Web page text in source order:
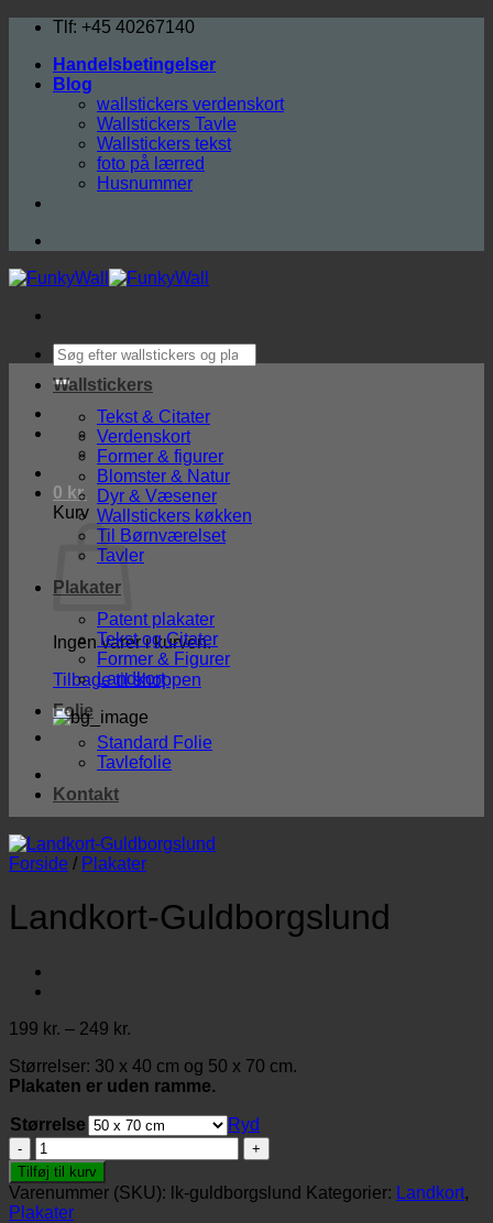
Fortsæt
indhold
Tlf: +45 40267140
Handelsbetingelser
Blog
wallstickers verdenskort
Wallstickers Tavle
Wallstickers tekst
foto på lærred
Husnummer
Søg
efter:
0 kr.
Kurv
Ingen varer i kurven.
Tilbage til shoppen
Wallstickers
Tekst & Citater
Verdenskort
Former & figurer
Blomster & Natur
Dyr & Væsener
Wallstickers køkken
Til Børnværelset
Tavler
Plakater
Patent plakater
Tekst og Citater
Former & Figurer
Landkort
Folie
Standard Folie
Tavlefolie
Kontakt
Forside / Plakater
Landkort-Guldborgslund
199 kr. – 249 kr.
til
249 kr.
Størrelser: 30 x 40 cm og 50 x 70 cm.
Plakaten er uden ramme.
Størrelse
Ryd
Landkort-
Guldborgslund
antal
Tilføj til kurv
Varenummer (SKU): lk-guldborgslund Kategorier: Landkort,
Plakater